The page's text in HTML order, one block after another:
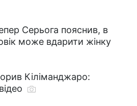
Серьога пояснив, в
може вдарити жінку
Кіліманджаро: